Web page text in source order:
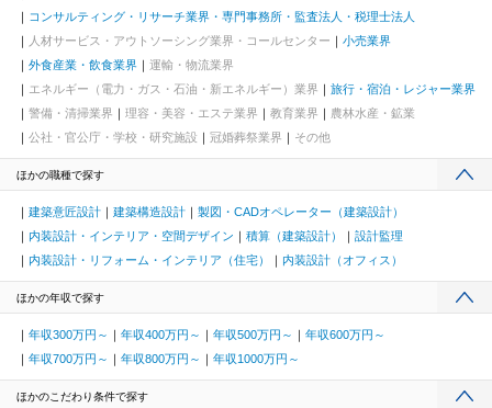
コンサルティング・リサーチ業界・専門事務所・監査法人・税理士法人
人材サービス・アウトソーシング業界・コールセンター
小売業界
外食産業・飲食業界
運輸・物流業界
エネルギー（電力・ガス・石油・新エネルギー）業界
旅行・宿泊・レジャー業界
警備・清掃業界
理容・美容・エステ業界 教育業界
農林水産・鉱業
公社・官公庁・学校・研究施設
冠婚葬祭業界 その他
ほかの職種で探す
建築意匠設計 建築構造設計
製図・CADオペレーター（建築設計）
内装設計・インテリア・空間デザイン
積算（建築設計）
設計監理
内装設計・リフォーム・インテリア（住宅）
内装設計（オフィス）
ほかの年収で探す
年収300万円～ 年収400万円～ 年収500万円～
年収600万円～
年収700万円～
年収800万円～ 年収1000万円～
ほかのこだわり条件で探す